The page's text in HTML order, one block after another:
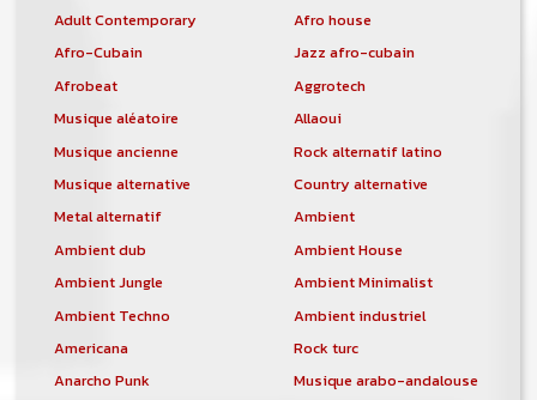
Adult Contemporary
Afro house
Afro-Cubain
Jazz afro-cubain
Afrobeat
Aggrotech
Musique aléatoire
Allaoui
Musique ancienne
Rock alternatif latino
Musique alternative
Country alternative
Metal alternatif
Ambient
Ambient dub
Ambient House
Ambient Jungle
Ambient Minimalist
Ambient Techno
Ambient industriel
Americana
Rock turc
Anarcho Punk
Musique arabo-andalouse